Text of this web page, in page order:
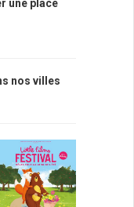
une place
nos villes